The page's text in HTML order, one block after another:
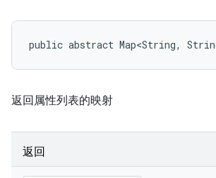
public abstract Map<String,
返回属性列表的映射
返回